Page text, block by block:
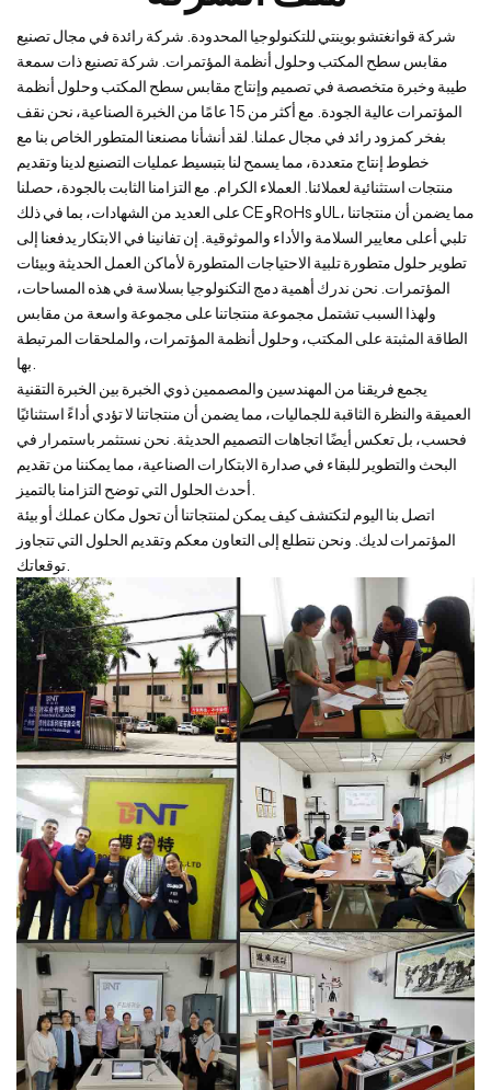
شركة قوانغتشو بوينتي للتكنولوجيا المحدودة. شركة رائدة في مجال تصنيع
مقابس سطح المكتب وحلول أنظمة المؤتمرات. شركة تصنيع ذات سمعة
طيبة وخبرة متخصصة في تصميم وإنتاج مقابس سطح المكتب وحلول أنظمة
المؤتمرات عالية الجودة. مع أكثر من 15 عامًا من الخبرة الصناعية، نحن نقف
بفخر كمزود رائد في مجال عملنا. لقد أنشأنا مصنعنا المتطور الخاص بنا مع
خطوط إنتاج متعددة، مما يسمح لنا بتبسيط عمليات التصنيع لدينا وتقديم
منتجات استثنائية لعملائنا. العملاء الكرام. مع التزامنا الثابت بالجودة، حصلنا
على العديد من الشهادات، بما في ذلك CE وRoHs وUL، مما يضمن أن منتجاتنا
تلبي أعلى معايير السلامة والأداء والموثوقية. إن تفانينا في الابتكار يدفعنا إلى
تطوير حلول متطورة تلبية الاحتياجات المتطورة لأماكن العمل الحديثة وبيئات
المؤتمرات. نحن ندرك أهمية دمج التكنولوجيا بسلاسة في هذه المساحات،
ولهذا السبب تشتمل مجموعة منتجاتنا على مجموعة واسعة من مقابس
الطاقة المثبتة على المكتب، وحلول أنظمة المؤتمرات، والملحقات المرتبطة
يجمع فريقنا من المهندسين والمصممين ذوي الخبرة بين الخبرة التقنية
العميقة والنظرة الثاقبة للجماليات، مما يضمن أن منتجاتنا لا تؤدي أداءً استثنائيًا
فحسب، بل تعكس أيضًا اتجاهات التصميم الحديثة. نحن نستثمر باستمرار في
البحث والتطوير للبقاء في صدارة الابتكارات الصناعية، مما يمكننا من تقديم
اتصل بنا اليوم لتكتشف كيف يمكن لمنتجاتنا أن تحول مكان عملك أو بيئة
المؤتمرات لديك. ونحن نتطلع إلى التعاون معكم وتقديم الحلول التي تتجاوز